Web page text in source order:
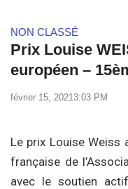
NON CLASSÉ
Prix Louise
européen –
février 15, 20213:03 PM
Le prix Louise Weiss
française de
avec le soutien